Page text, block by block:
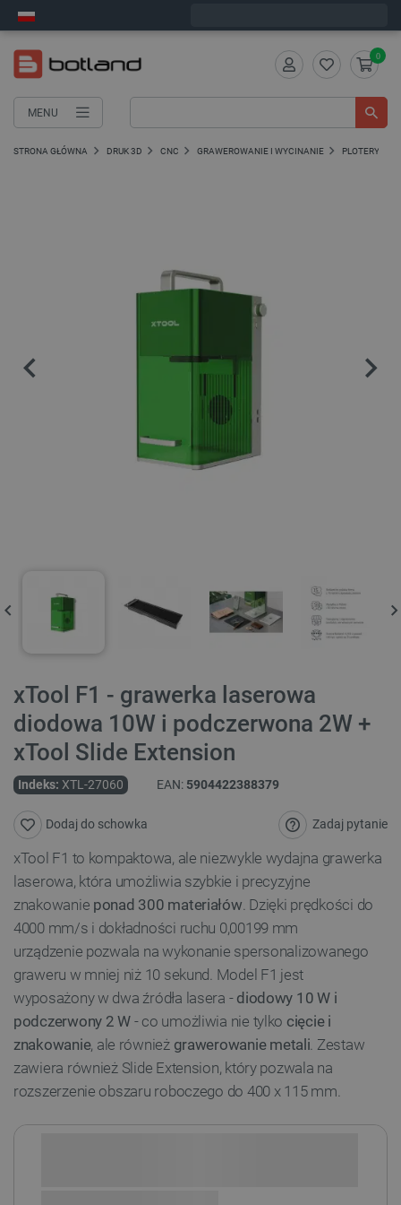
MENU
0
STRONA GŁÓWNA DRUK 3D CNC GRAWEROWANIE I WYCINANIE PLOTERY
xTool F1 - grawerka laserowa
diodowa 10W i podczerwona 2W +
xTool Slide Extension
Indeks: XTL-27060 EAN: 5904422388379
Zadaj pytanie
Dodaj do schowka
xTool F1 to kompaktowa, ale niezwykle wydajna grawerka
laserowa, która umożliwia szybkie i precyzyjne
znakowanie ponad 300 materiałów. Dzięki prędkości do
4000 mm/s i dokładności ruchu 0,00199 mm
urządzenie pozwala na wykonanie spersonalizowanego
graweru w mniej niż 10 sekund. Model F1 jest
wyposażony w dwa źródła lasera - diodowy 10 W i
podczerwony 2 W- co umożliwia nie tylko cięcie i
znakowanie, ale również grawerowanie metali. Zestaw
zawiera również Slide Extension, który pozwala na
rozszerzenie obszaru roboczego do 400 x 115 mm.